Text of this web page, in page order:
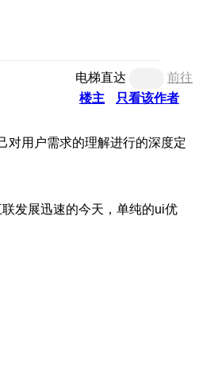
电梯直达
前往
楼主
只看该作者
对用户需求的理解进行的深度定
发展迅速的今天，单纯的ui优